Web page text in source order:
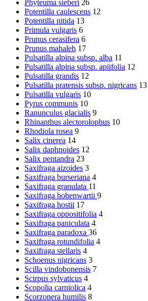
Phyteuma sieberi 26
Potentilla caulescens 12
Potentilla nitida 13
Primula vulgaris 6
Prunus cerasifera 6
Prunus mahaleb 17
Pulsatilla alpina subsp. alba 11
Pulsatilla alpina subsp. apiifolia 12
Pulsatilla grandis 12
Pulsatilla pratensis subsp. nigricans 13
Pulsatilla vulgaris 10
Pyrus communis 10
Ranunculus glacialis 9
Rhinanthus alectorolophus 10
Rhodiola rosea 9
Salix cinerea 14
Salix daphnoides 12
Salix pentandra 23
Saxifraga aizoides 3
Saxifraga burseriana 4
Saxifraga granulata 11
Saxifraga hohenwartii 9
Saxifraga hostii 17
Saxifraga oppositifolia 4
Saxifraga paniculata 4
Saxifraga paradoxa 36
Saxifraga rotundifolia 4
Saxifraga stellaris 4
Schoenus nigricans 3
Scilla vindobonensis 7
Scirpus sylvaticus 4
Scopolia carniolica 4
Scorzonera humilis 8